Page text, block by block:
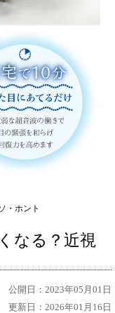
・ホント
なる？近視
公開日：2023年05月01日
更新日：2026年01月16日